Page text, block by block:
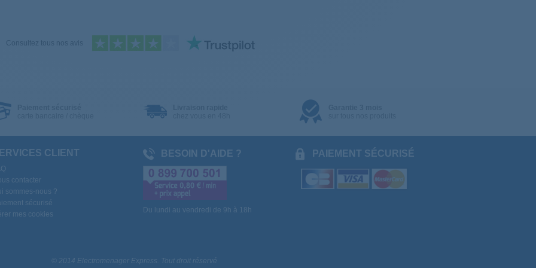
Consultez tous nos avis
CLIENT
contacter
sommes-nous ?
sécurisé
mes cookies
BESOIN D'AIDE ?
Du lundi au vendredi de 9h à 18h
PAIEMENT SÉCURISÉ
© 2014 Electromenager Express. Tout droit réservé